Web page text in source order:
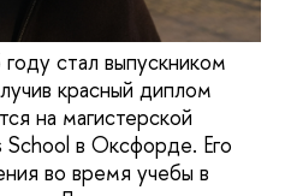
стал выпускником
красный диплом
на магистерской
School в Оксфорде. Его
во время учебы в